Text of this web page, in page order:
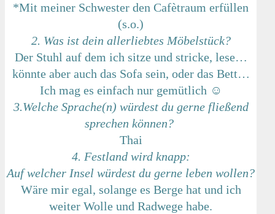
*Mit meiner Schwester den Cafètraum erfüllen
(s.o.)
2. Was ist dein allerliebtes Möbelstück?
Der Stuhl auf dem ich sitze und stricke, lese…
könnte aber auch das Sofa sein, oder das Bett…
Ich mag es einfach nur gemütlich ☺
3.Welche Sprache(n) würdest du gerne fließend
sprechen können?
Thai
4. Festland wird knapp:
Auf welcher Insel würdest du gerne leben wollen?
Wäre mir egal, solange es Berge hat und ich
weiter Wolle und Radwege habe.